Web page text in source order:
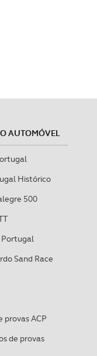
AUTOMÓVEL
Histórico
500
Portugal
Sand Race
provas ACP
de provas